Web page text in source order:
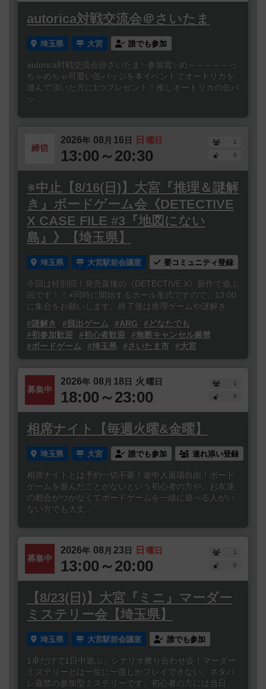
autorica対戦交流会＠さいたま
埼玉県 大宮 誰でも参加
autorica対戦交流会@さいたま✨参加賞✨め～～～～～っ
ちゃめちゃ可愛い缶バッジを本イベントでオートリカを
遊んで頂いた方に1つプレゼント！推しオートリカの缶バ
ッ...
締切
2026年 08 月 16日 日 曜日
13:00～20:30
1
0
※中止【8/16(日)】大宮『推理＆謎解
き』ボードゲーム会《DETECTIVE
X CASE FILE #3『地図にない
島』》【埼玉県】
埼玉県 大宮駅前会議室 要コミュニティ登録
今回は特別回！発売直後の《DETECTIVE X》新作で遊ぶ
回です！！※同時に開始するホール形式ですので、13:00
に集合をお願いします。終了後は推理ゲームや謎解き...
#謎解き
#脱出ゲーム #ARG
#どなたでも
#初参加歓迎
#初心者歓迎
#無断キャンセル厳禁
#ボードゲーム
#埼玉県 #さいたま市 #大宮
募集中
2026年 08 月 18日 火 曜日
18:00～23:00
1
0
相席ナイト【毎週火曜&金曜】
埼玉県 大宮 誰でも参加 連れ添い登録
相席ナイトとは予約一切不要！途中入退場自由！ボード
ゲームを遊んだことがないという初心者の方や、お友達
の都合がつかなくてボードゲームを一緒に遊べる人がい
ない方でも大丈...
募集中
2026年 08 月 23日 日 曜日
13:00～20:00
1
0
【8/23(日)】大宮『ミニ』マーダー
ミステリー会【埼玉県】
埼玉県 大宮駅前会議室 誰でも参加
1卓だけで1日中遊ぶ、シナリオ擦り合わせ会！マーダー
ミステリーとは一生に一度しかプレイできない、ネタバ
レ厳禁の参加型ミステリーです。初心者の方には当日、